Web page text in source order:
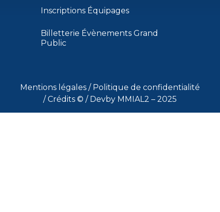
Inscriptions Équipages
Billetterie Évènements Grand
Public
Mentions légales / Politique de confidentialité
/Crédits © / Devby MMIAL2 – 2025